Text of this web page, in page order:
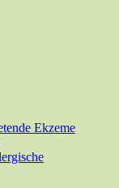
Ekzeme